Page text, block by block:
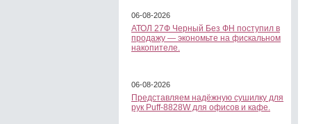
06-08-2026
АТОЛ 27Ф Черный Без ФН поступил в
продажу — экономьте на фискальном
накопителе.
06-08-2026
Представляем надёжную сушилку для
рук Puff-8828W для офисов и кафе.